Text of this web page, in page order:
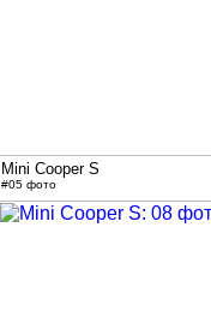
Mini Cooper S
#05 фото